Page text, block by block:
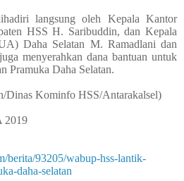
langsung oleh Kepala Kantor
HSS H. Saribuddin, dan Kepala
Daha Selatan M. Ramadlani dan
menyerahkan dana bantuan untuk
Pramuka Daha Selatan.
Dinas Kominfo HSS/Antarakalsel)
2019
berita/93205/wabup-hss-lantik-
daha-selatan